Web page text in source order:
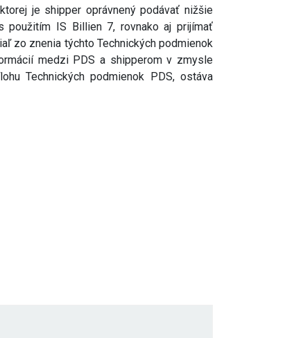
je shipper oprávnený podávať nižšie
použitím IS Billien 7, rovnako aj prijímať
zo znenia týchto Technických podmienok
medzi PDS a shipperom v zmysle
Technických podmienok PDS, ostáva